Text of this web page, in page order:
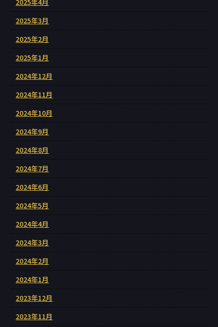
2025年3月
2025年2月
2025年1月
2024年12月
2024年11月
2024年10月
2024年9月
2024年8月
2024年7月
2024年6月
2024年5月
2024年4月
2024年3月
2024年2月
2024年1月
2023年12月
2023年11月